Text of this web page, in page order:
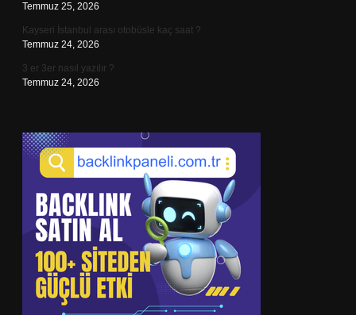
Temmuz 25, 2026
Kayseri İstanbul arası otobüsle kaç saat ?
Temmuz 24, 2026
3 er 3er nasıl yazılır ?
Temmuz 24, 2026